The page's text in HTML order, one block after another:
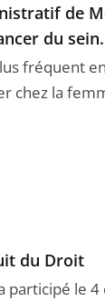
de
du sein.
fréquent
chez la
du Droit
le